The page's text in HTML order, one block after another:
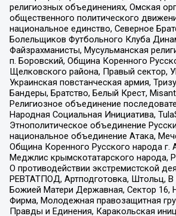
религиозных объединениях, Омская
общественного политического
национальное единство, Северное
Болельщиков Футбольного Клуба
Файзрахманисты, Мусульманская
п. Боровский, Община Коренного
Щелковского района, Правый сектор,
Украинская повстанческая армия,
Бандеры, Братство, Белый Крест,
Религиозное объединение
Народная Социальная Инициатива,
Этнополитическое объединение
национальное объединение Атака,
Община Коренного Русского народа г.
Меджлис крымскотатарского народа,
О противодействии экстремистской
РЕВТАТПОД, Артподготовка, Штольц, В
Божией Матери Державная, Сектор 16,
Фирма, Молодежная правозащитная
Правды и Единения, Каракольская